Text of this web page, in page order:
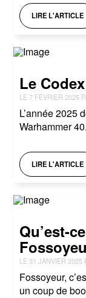
LIRE L'ARTICLE
Le
LE 7 FÉVRIER 2025
L’année 2025
Warhammer
LIRE L'ARTICLE
Qu’est-
LE 31 JANVIER 2025
Fossoyeur,
un coup de